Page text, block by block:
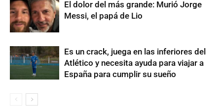
El dolor del más grande: Murió Jorge
Messi, el papá de Lio
Es un crack, juega en las inferiores del
Atlético y necesita ayuda para viajar a
España para cumplir su sueño